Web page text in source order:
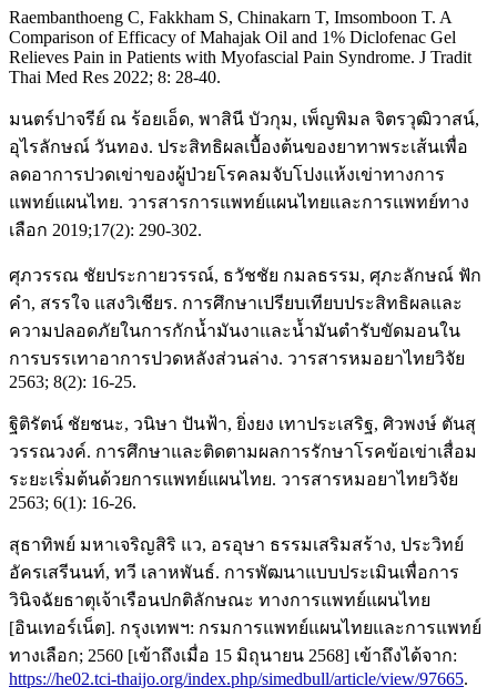
Raembanthoeng C, Fakkham S, Chinakarn T, Imsomboon T. A
Comparison of Efficacy of Mahajak Oil and 1% Diclofenac Gel
Relieves Pain in Patients with Myofascial Pain Syndrome. J Tradit
Thai Med Res 2022; 8: 28-40.
มนตร์ปาจรีย์ ณ ร้อยเอ็ด, พาสินี บัวกุม, เพ็ญพิมล จิตรวุฒิวาสน์,
อุไรลักษณ์ วันทอง. ประสิทธิผลเบื้องต้นของยาทาพระเส้นเพื่อ
ลดอาการปวดเข่าของผู้ป่วยโรคลมจับโปงแห้งเข่าทางการ
แพทย์แผนไทย. วารสารการแพทย์แผนไทยและการแพทย์ทาง
เลือก 2019;17(2): 290-302.
ศุภวรรณ ชัยประกายวรรณ์, ธวัชชัย กมลธรรม, ศุภะลักษณ์ ฟัก
คำ, สรรใจ แสงวิเชียร. การศึกษาเปรียบเทียบประสิทธิผลและ
ความปลอดภัยในการกักน้ำมันงาและน้ำมันตํารับขัดมอนใน
การบรรเทาอาการปวดหลังส่วนล่าง. วารสารหมอยาไทยวิจัย
2563; 8(2): 16-25.
ฐิติรัตน์ ชัยชนะ, วนิษา ปันฟ้า, ยิ่งยง เทาประเสริฐ, ศิวพงษ์ ตันสุ
วรรณวงค์. การศึกษาและติดตามผลการรักษาโรคข้อเข่าเสื่อม
ระยะเริ่มต้นด้วยการแพทย์แผนไทย. วารสารหมอยาไทยวิจัย
2563; 6(1): 16-26.
สุธาทิพย์ มหาเจริญสิริ แว, อรอุษา ธรรมเสริมสร้าง, ประวิทย์
อัครเสรีนนท์, ทวี เลาหพันธ์. การพัฒนาแบบประเมินเพื่อการ
วินิจฉัยธาตุเจ้าเรือนปกติลักษณะ ทางการแพทย์แผนไทย
[อินเทอร์เน็ต]. กรุงเทพฯ: กรมการแพทย์แผนไทยและการแพทย์
ทางเลือก; 2560 [เข้าถึงเมื่อ 15 มิถุนายน 2568] เข้าถึงได้จาก:
https://he02.tci-thaijo.org/index.php/simedbull/article/view/97665.